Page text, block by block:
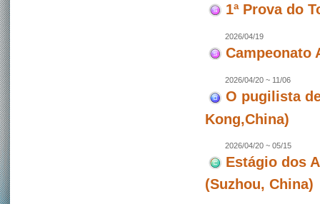
1ª Prova do
2026/04/19
Campeonato
2026/04/20 ~ 11/06
O pugilista
Kong,China)
2026/04/20 ~ 05/15
Estágio dos
(Suzhou, China)